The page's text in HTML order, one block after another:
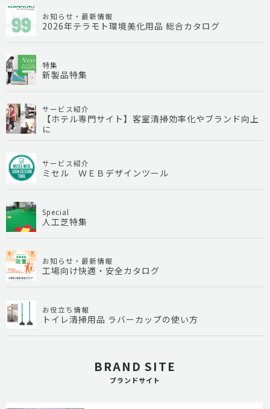
お知らせ・最新情報
2026年テラモト環境美化用品 総合カタログ
特集
新製品特集
サービス紹介
【ホテル専門サイト】客室清掃効率化やブランド向上
に
サービス紹介
ミセル ＷＥＢデザインツール
Special
人工芝特集
お知らせ・最新情報
工場向け快適・安全カタログ
お役立ち情報
トイレ清掃用品 ラバーカップの使い方
BRAND SITE
ブランドサイト